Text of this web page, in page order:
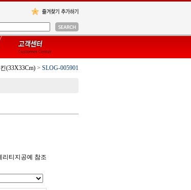
(33X33Cm) > SLOG-005901
리티지공예 참조